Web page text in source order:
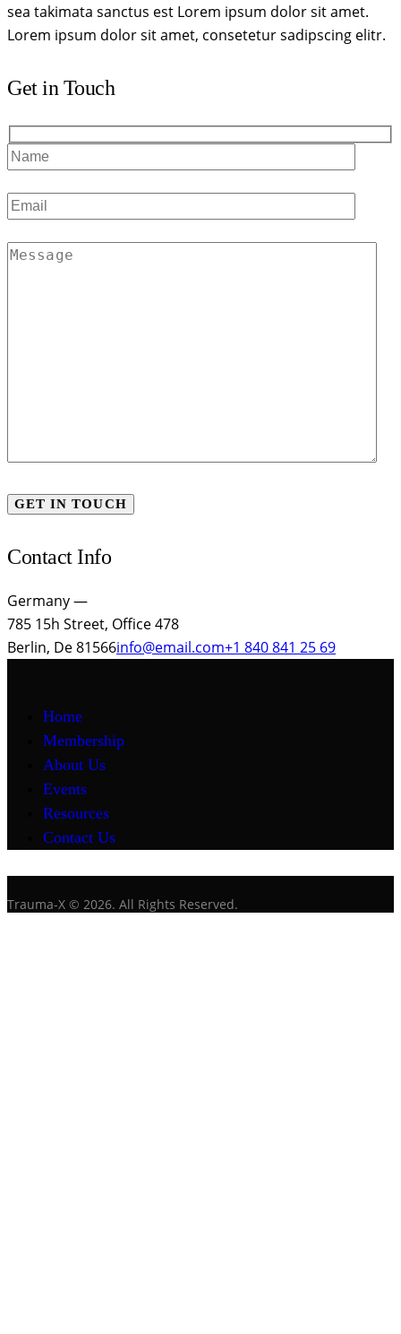
sea takimata sanctus est Lorem ipsum dolor sit amet.
Lorem ipsum dolor sit amet, consetetur sadipscing elitr.
Get in Touch
Contact Info
Germany —
785 15h Street, Office 478
Berlin, De 81566info@email.com+1 840 841 25 69
Home
Membership
About Us
Events
Resources
Contact Us
Trauma-X © 2026. All Rights Reserved.